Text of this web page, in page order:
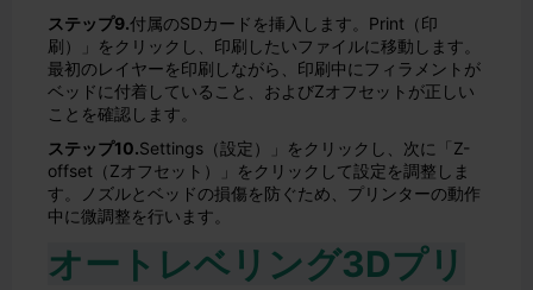
ステップ9.付属のSDカードを挿入します。Print（印
刷）」をクリックし、印刷したいファイルに移動します。
最初のレイヤーを印刷しながら、印刷中にフィラメントが
ベッドに付着していること、およびZオフセットが正しい
ことを確認します。
ステップ10.Settings（設定）」をクリックし、次に「Z-
offset（Zオフセット）」をクリックして設定を調整しま
す。ノズルとベッドの損傷を防ぐため、プリンターの動作
中に微調整を行います。
オートレベリング3Dプリ